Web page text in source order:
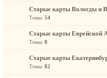
Старые карты Вологды и
Темы: 54
Старые карты Еврейской
Темы: 8
Старые карты
Темы: 82